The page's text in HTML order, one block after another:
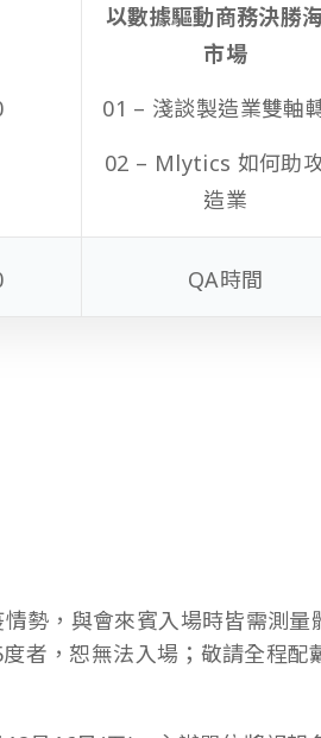
以數據驅動商務決勝
市場
01 – 淺談製造業雙軸
02 – Mlytics 如何助
造業
QA時間
勢，與會來賓入場時皆需測
者，恕無法入場；敬請全程